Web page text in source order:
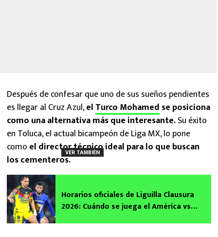
Después de confesar que uno de sus sueños pendientes
es llegar al Cruz Azul,el Turco Mohamed se posiciona
como una alternativa más que interesante.Su éxito
en Toluca, el actual bicampeón de Liga MX, lo pone
como el director técnico ideal para lo que buscan
los cementeros.
VER TAMBIÉN
Horarios oficiales de Liguilla Clausura
2026: Cuándo se juega el América vs